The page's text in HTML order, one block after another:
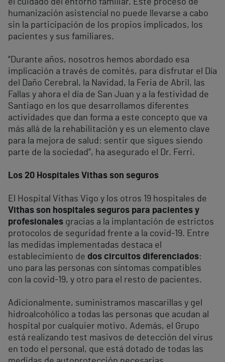
el cuidado del entorno familiar. Este proceso de
humanización asistencial no puede llevarse a cabo
sin la participación de los propios implicados, los
pacientes y sus familiares.
“Durante años, nosotros hemos abordado esa
implicación a través de comités, para disfrutar el Día
del Daño Cerebral, la Navidad, la Feria de Abril, las
Fallas y ahora el día de San Juan y a la festividad de
Santiago en los que desarrollamos diferentes
actividades que dan forma a este concepto que va
más allá de la rehabilitación y es un elemento clave
para la mejora de salud: sentir que sigues siendo
parte de la sociedad”, ha asegurado el Dr. Ferri.
Los 20 Hospitales Vithas son seguros
El Hospital Vithas Vigo y los otros 19 hospitales de
Vithas son hospitales seguros para pacientes y
profesionales gracias a la implantación de estrictos
protocolos de seguridad frente a la covid-19. Entre
las medidas implementadas destaca el
establecimiento de dos circuitos diferenciados:
uno para las personas con síntomas compatibles
con la covid-19, y otro para el resto de pacientes.
Adicionalmente, suministramos mascarillas y gel
hidroalcohólico a todas las personas que acudan al
hospital por cualquier motivo. Además, el Grupo
está realizando test masivos de detección del virus
en todo el personal, que está dotado de todas las